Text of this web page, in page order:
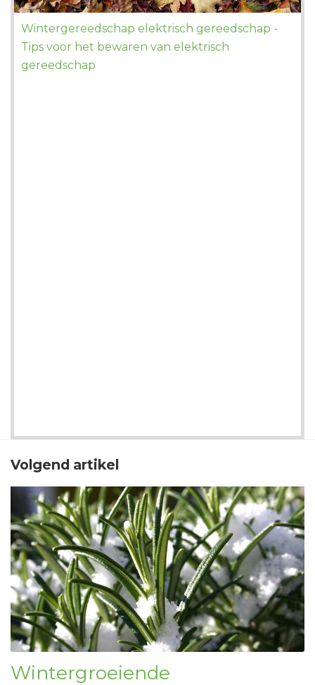
Wintergereedschap elektrisch gereedschap -
Tips voor het bewaren van elektrisch
gereedschap
Volgend artikel
Wintergroeiende